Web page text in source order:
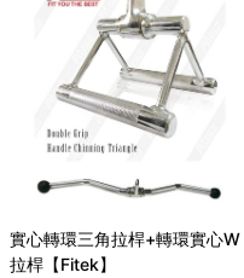
實心轉環三角拉桿+轉環實心W
拉桿【Fitek】